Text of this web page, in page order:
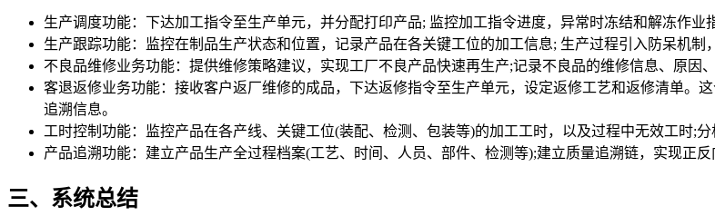
生产调度功能：下达加工指令至生产单元，并分配打印产品; 监控加工指令进度，异常时冻结和解冻作业
生产跟踪功能：监控在制品生产状态和位置，记录产品在各关键工位的加工信息; 生产过程引入防呆机
不良品维修业务功能：提供维修策略建议，实现工厂不良产品快速再生产;记录不良品的维修信息、原因
客退返修业务功能：接收客户返厂维修的成品，下达返修指令至生产单元，设定返修工艺和返修清单。
追溯信息。
工时控制功能：监控产品在各产线、关键工位(装配、检测、包装等)的加工工时，以及过程中无效工时;
产品追溯功能：建立产品生产全过程档案(工艺、时间、人员、部件、检测等);建立质量追溯链，实现正反
三、系统总结